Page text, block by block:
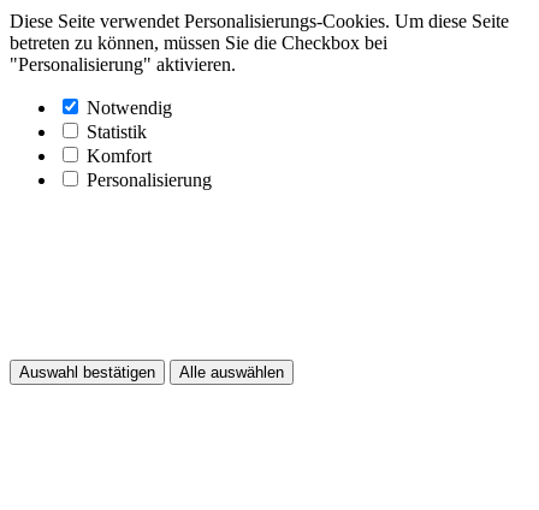
Diese Seite verwendet Personalisierungs-Cookies. Um diese Seite
betreten zu können, müssen Sie die Checkbox bei
"Personalisierung" aktivieren.
Notwendig
Statistik
Komfort
Personalisierung
Auswahl bestätigen Alle auswählen